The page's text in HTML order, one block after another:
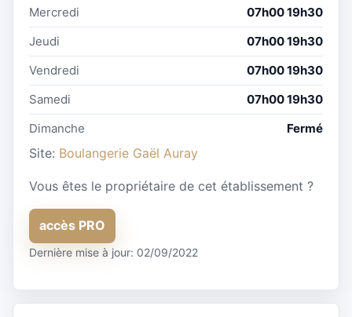
Mercredi
07h00 19h30
Jeudi
07h00 19h30
Vendredi
07h00 19h30
Samedi
07h00 19h30
Dimanche
Fermé
Site: Boulangerie Gaël Auray
Vous êtes le propriétaire de cet établissement ?
accès PRO
Dernière mise à jour: 02/09/2022